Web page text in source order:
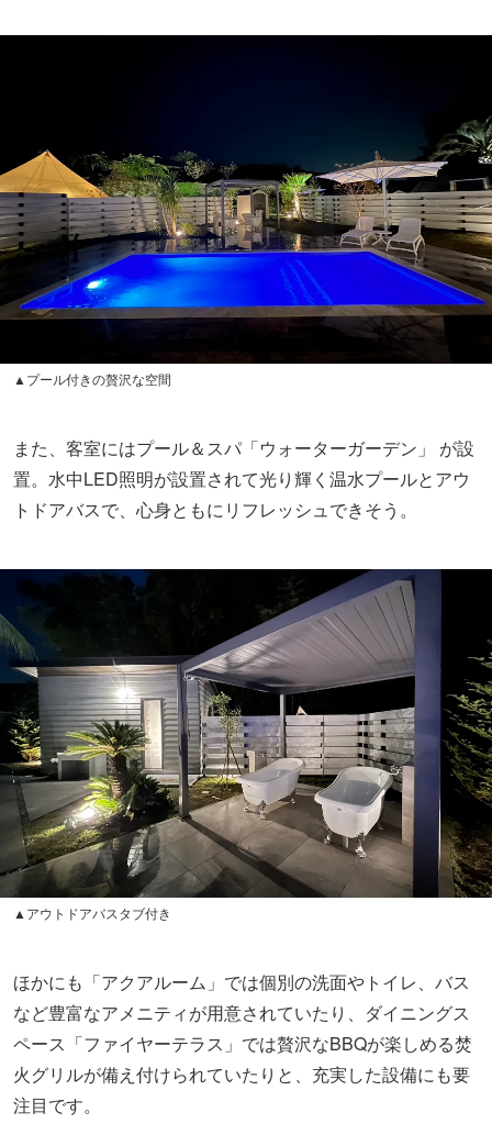
▲プール付きの贅沢な空間
また、客室にはプール＆スパ「ウォーターガーデン」 が設
置。 水中LED照明が設置されて光り輝く温水プールとアウ
トドアバスで、心身ともにリフレッシュできそう。
▲アウトドアバスタブ付き
ほかにも「アクアルーム」では個別の洗面やトイレ、バス
など豊富なアメニティが用意されていたり、ダイニングス
ペース「ファイヤーテラス」では贅沢なBBQが楽しめる焚
火グリルが備え付けられていたりと、充実した設備にも要
注目です。